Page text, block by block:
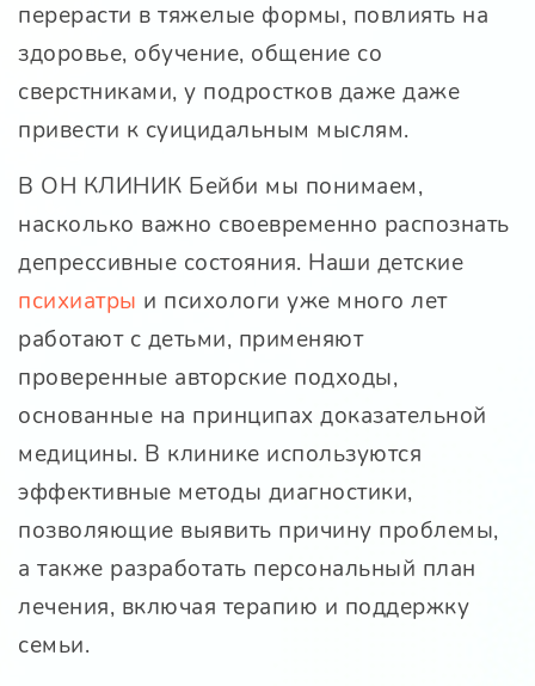
перерасти в тяжелые формы, повлиять на
здоровье, обучение, общение со
сверстниками, у подростков даже даже
привести к суицидальным мыслям.
В ОН КЛИНИК Бейби мы понимаем,
насколько важно своевременно распознать
депрессивные состояния. Наши детские
психиатры и психологи уже много лет
работают с детьми, применяют
проверенные авторские подходы,
основанные на принципах доказательной
медицины. В клинике используются
эффективные методы диагностики,
позволяющие выявить причину проблемы,
а также разработать персональный план
лечения, включая терапию и поддержку
семьи.